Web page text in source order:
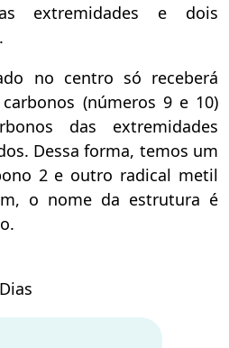
extremidades e dois
no centro só receberá
(números 9 e 10)
das extremidades
Dessa forma, temos um
2 e outro radical metil
o nome da estrutura é